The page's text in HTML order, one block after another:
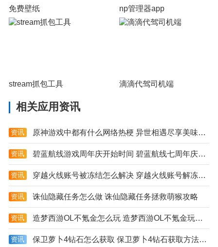
免费壁纸 np管理器app
stream抓包工具 滴滴代驾司机端
相关应用资讯
资讯 原神游戏中都有什么网络热梗 异世相遇尽享美味是什么梗
资讯 碧蓝航线游戏周年庆开始时间 碧蓝航线七周年庆具体日期详解
资讯 穿越火线账号被冻结怎么解决 穿越火线账号解冻方法大全
资讯 诛仙隐藏任务怎么做 诛仙隐藏任务拯救萌猴攻略
资讯 造梦西游OL不氪金怎么玩 造梦西游OL不氪金玩法技巧分享
资讯 保卫萝卜4钻石怎么获取 保卫萝卜4钻石获取方法分享